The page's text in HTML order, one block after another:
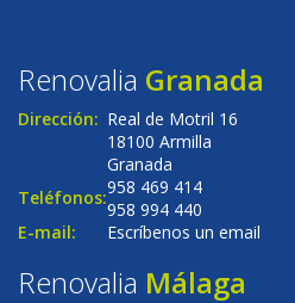
Renovalia Granada
Dirección: Real de Motril 16
18100 Armilla
Granada
Teléfonos:958 469 414
958 994 440
E-mail:
Escríbenos un email
Renovalia Málaga